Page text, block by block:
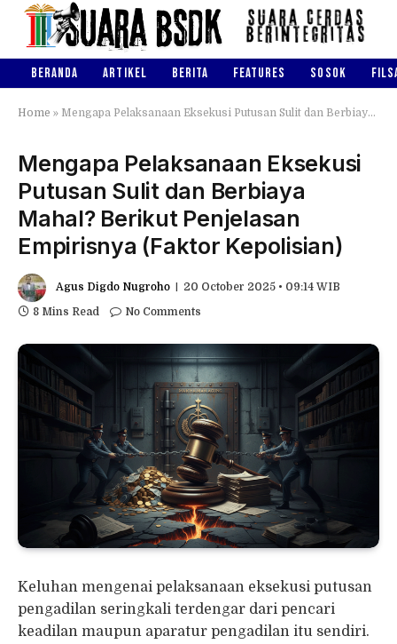
BERANDA ARTIKEL BERITA FEATURES SOSOK
Home » Mengapa Pelaksanaan Eksekusi Putusan Sulit dan Berbiaya Mahal? Berikut Penjelasan Empirisnya (Faktor Kepolisian)
Mengapa Pelaksanaan Eksekusi
Putusan Sulit dan Berbiaya
Mahal? Berikut Penjelasan
Empirisnya (Faktor Kepolisian)
Agus Digdo Nugroho
20 October 2025 • 09:14 WIB
8 Mins Read
No Comments
Keluhan mengenai pelaksanaan eksekusi putusan
pengadilan seringkali terdengar dari pencari
keadilan maupun aparatur pengadilan itu sendiri.